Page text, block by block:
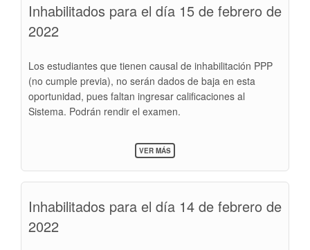
FEBRERO
Inhabilitados para el día 15 de febrero de
2022
Los estudiantes que tienen causal de inhabilitación PPP
(no cumple previa), no serán dados de baja en esta
oportunidad, pues faltan ingresar calificaciones al
Sistema. Podrán rendir el examen.
VER MÁSSOBRE
INHABILITADOS
DE
Inhabilitados para el día 14 de febrero de
2022